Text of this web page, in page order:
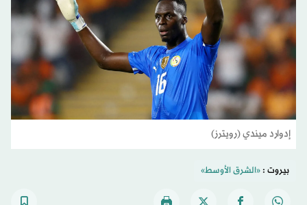
إدوارد ميندي (رويترز)
بيروت :«الشرق الأوسط»